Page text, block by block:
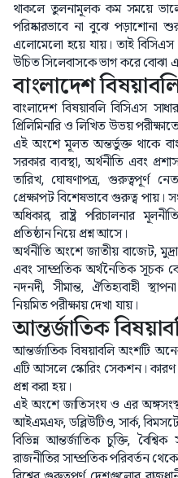
থাকলে তুলনামূলক কম সময়ে
পরিষ্কারভাবে না বুঝে
এলোমেলো হয়ে যায়। তাই বিসিএস
উচিত সিলেবাসকে ভাগ করে বোঝা
বাংলাদেশ
বাংলাদেশ বিষয়াবলি বিসিএস
প্রিলিমিনারি ও লিখিত উভয়
এই অংশে মূলত অন্তর্ভুক্ত থাকে
সরকার ব্যবস্থা, অর্থনীতি এবং
তারিখ, ঘোষণাপত্র, গুরুত্বপূর্ণ
প্রেক্ষাপট বিশেষভাবে গুরুত্ব পায়।
অধিকার, রাষ্ট্র পরিচালনার
প্রতিষ্ঠান নিয়ে প্রশ্ন আসে।
অর্থনীতি অংশে জাতীয় বাজেট,
এবং সাম্প্রতিক অর্থনৈতিক সূচক
নদনদী, সীমান্ত, ঐতিহ্যবাহী
নিয়মিত পরীক্ষায় দেখা যায়।
আন্তর্জাতিক
আন্তর্জাতিক বিষয়াবলি অংশটি
এটি আসলে স্কোরিং সেকশন। কারণ
প্রশ্ন করা হয়।
এই অংশে জাতিসংঘ ও এর
আইএমএফ, ডব্লিউটিও, সার্ক,
বিভিন্ন আন্তর্জাতিক চুক্তি,
রাজনীতির সাম্প্রতিক পরিবর্তন